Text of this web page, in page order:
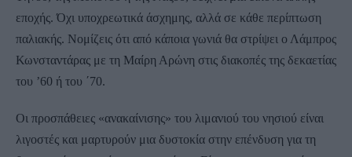
εποχής. Όχι υποχρεωτικά άσχημης, αλλά σε κάθε περίπτωση
παλιακής. Νομίζεις ότι από κάποια γωνιά θα στρίψει ο Λάμπρος
Κωνσταντάρας με τη Μαίρη Αρώνη στις διακοπές της δεκαετίας
του ’60 ή του ΄70.
Οι προσπάθειες «ανακαίνισης» του λιμανιού του νησιού είναι
λιγοστές και μαρτυρούν μια δυστοκία στην επένδυση για τη